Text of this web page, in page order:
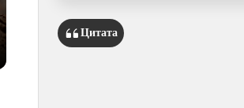
Цитата